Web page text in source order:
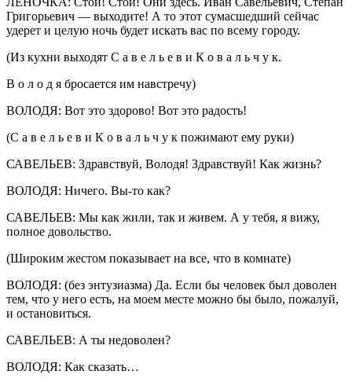
Григорьевич — выходите! А то этот сумасшедший сейчас
удерет и целую ночь будет искать вас по всему городу.
(Из кухни выходят С а в е л ь е в и К о в а л ь ч у к.
В о л о д я бросается им навстречу)
ВОЛОДЯ: Вот это здорово! Вот это радость!
(С а в е л ь е в и К о в а л ь ч у к пожимают ему руки)
САВЕЛЬЕВ: Здравствуй, Володя! Здравствуй! Как жизнь?
ВОЛОДЯ: Ничего. Вы-то как?
САВЕЛЬЕВ: Мы как жили, так и живем. А у тебя, я вижу,
полное довольство.
(Широким жестом показывает на все, что в комнате)
ВОЛОДЯ: (без энтузиазма) Да. Если бы человек был доволен
тем, что у него есть, на моем месте можно бы было, пожалуй,
и остановиться.
САВЕЛЬЕВ: А ты недоволен?
ВОЛОДЯ: Как сказать…